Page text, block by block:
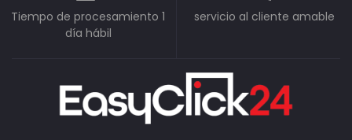
Tiempo de procesamiento 1
día hábil
servicio al cliente amable